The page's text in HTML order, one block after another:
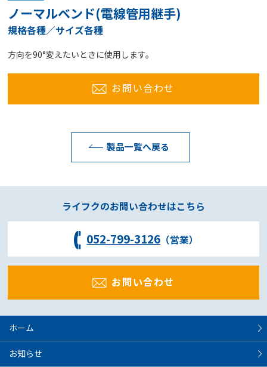
ノーマルベンド(電線管用継手)
規格各種／サイズ各種
方向を90°変えたいときに使用します。
お問い合わせ
製品一覧へ戻る
ライフクのお問い合わせはこちら
052-799-3126 （営業）
お問い合わせ
ホーム
お知らせ